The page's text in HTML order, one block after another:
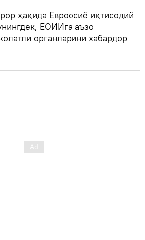
ҳақида Евроосиё иқтисодий
ЕОИИга аъзо
органларини хабардор